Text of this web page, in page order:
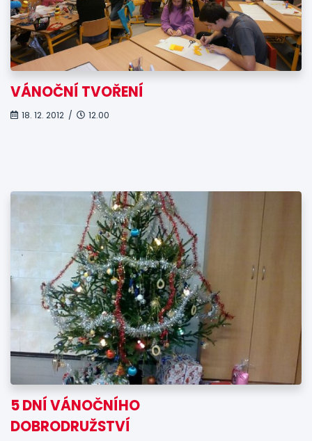
VÁNOČNÍ TVOŘENÍ
18. 12. 2012 / 12.00
5 DNÍ VÁNOČNÍHO
DOBRODRUŽSTVÍ